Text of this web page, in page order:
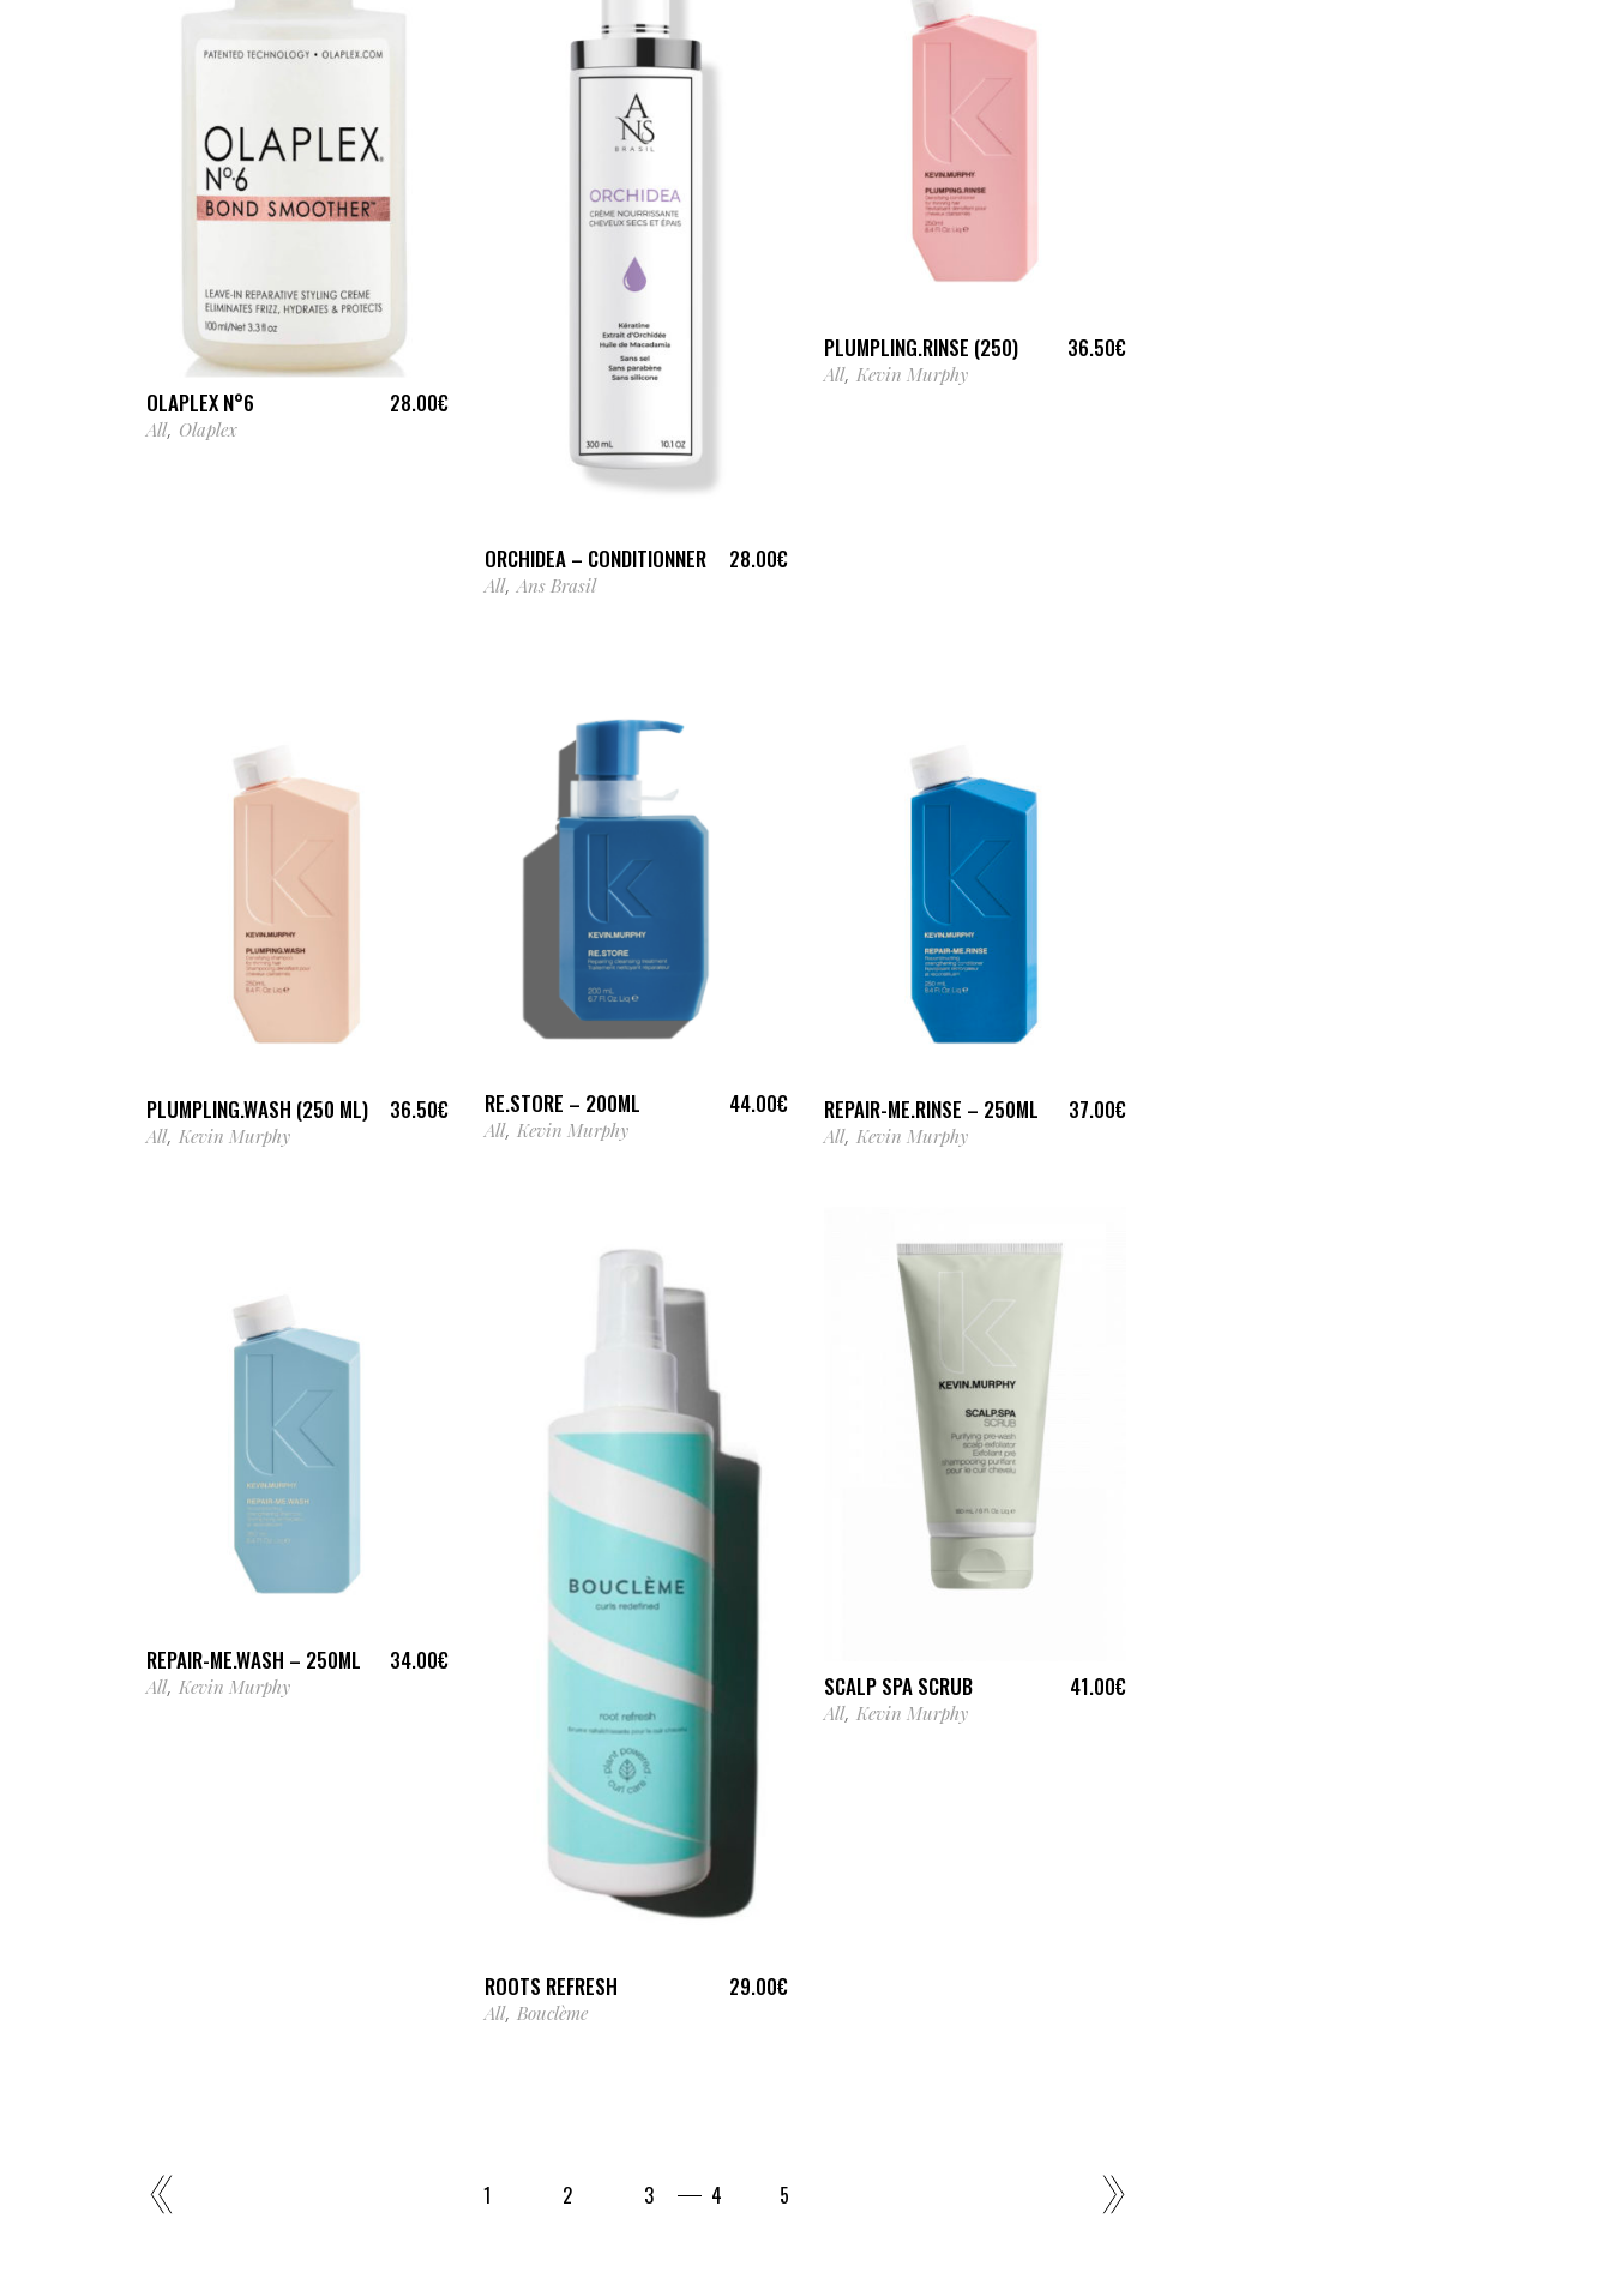
AJOUTER AU PANIER
OLAPLEX N°6 28.00€
All, Olaplex
AJOUTER AU PANIER
ORCHIDEA – CONDITIONNER 28.00€
All,Ans Brasil
LIRE LA SUITE
PLUMPLING.RINSE (250) 36.50€
All, Kevin Murphy
AJOUTER AU PANIER
PLUMPLING.WASH (250 ML) 36.50€
All, Kevin Murphy
AJOUTER AU PANIER
RE.STORE – 200ML 44.00€
All,Kevin Murphy
AJOUTER AU PANIER
REPAIR-ME.RINSE – 250ML 37.00€
All, Kevin Murphy
AJOUTER AU PANIER
REPAIR-ME.WASH – 250ML 34.00€
All, Kevin Murphy
AJOUTER AU PANIER
ROOTS REFRESH 29.00€
All,Bouclème
SCALP SPA SCRUB 41.00€
All, Kevin Murphy
1 2 3 4 5